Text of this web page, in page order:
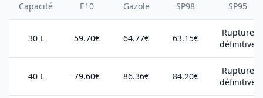
Capacité E10 Gazole SP98 SP95
30 L 59.70€ 64.77€ 63.15€
Rupture
définitive
40 L 79.60€ 86.36€ 84.20€
Rupture
définitive